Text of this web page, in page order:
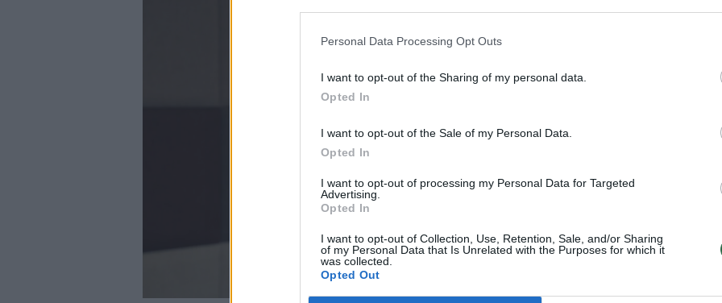
Personal Data Processing Opt Outs
I want to opt-out of the Sharing of my personal data.
Opted In
I want to opt-out of the Sale of my Personal Data.
Opted In
I want to opt-out of processing my Personal Data for Targeted
Advertising.
Opted In
I want to opt-out of Collection, Use, Retention, Sale, and/or Sharing
of my Personal Data that Is Unrelated with the Purposes for which it
was collected.
Opted Out